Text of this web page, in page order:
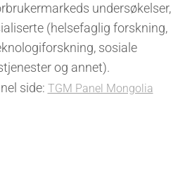
undersøkelser,
(helsefaglig forskning,
sosiale
og annet).
side: TGM Panel Mongolia